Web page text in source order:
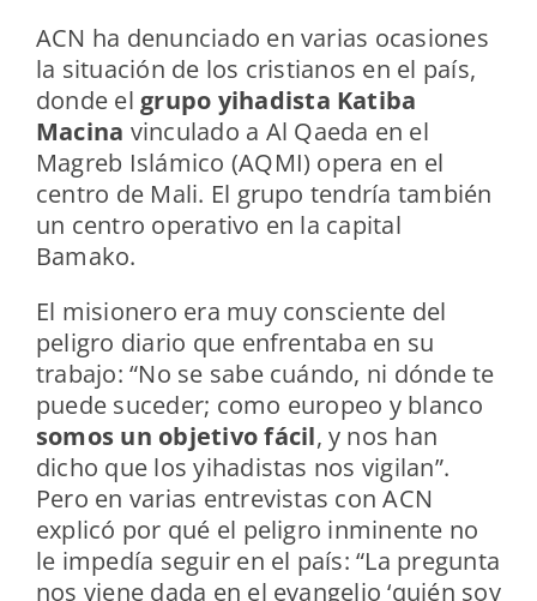
ACN ha denunciado en varias ocasiones
la situación de los cristianos en el país,
donde el grupo yihadista Katiba
Macina vinculado a Al Qaeda en el
Magreb Islámico (AQMI) opera en el
centro de Mali. El grupo tendría también
un centro operativo en la capital
Bamako.
El misionero era muy consciente del
peligro diario que enfrentaba en su
trabajo: “No se sabe cuándo, ni dónde te
puede suceder; como europeo y blanco
somos un objetivo fácil, y nos han
dicho que los yihadistas nos vigilan”.
Pero en varias entrevistas con ACN
explicó por qué el peligro inminente no
le impedía seguir en el país: “La pregunta
nos viene dada en el evangelio ‘quién soy